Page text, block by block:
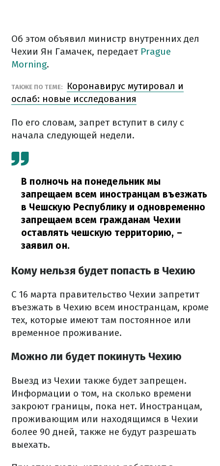
Об этом объявил министр внутренних дел
Чехии Ян Гамачек, передаетPrague
Morning.
ТАКЖЕ ПО ТЕМЕ:
Коронавирус мутировал и
ослаб: новые исследования
По его словам, запрет вступит в силу с
начала следующей недели.
В полночь на понедельник мы
запрещаем всем иностранцам въезжать
в Чешскую Республику и одновременно
запрещаем всем гражданам Чехии
оставлять чешскую территорию, –
заявил он.
Кому нельзя будет попасть в Чехию
С 16 марта правительство Чехии запретит
въезжать в Чехию всем иностранцам, кроме
тех, которые имеют там постоянное или
временное проживание.
Можно ли будет покинуть Чехию
Выезд из Чехии также будет запрещен.
Информации о том, на сколько времени
закроют границы, пока нет. Иностранцам,
проживающим или находящимся в Чехии
более 90 дней, также не будут разрешать
выехать.